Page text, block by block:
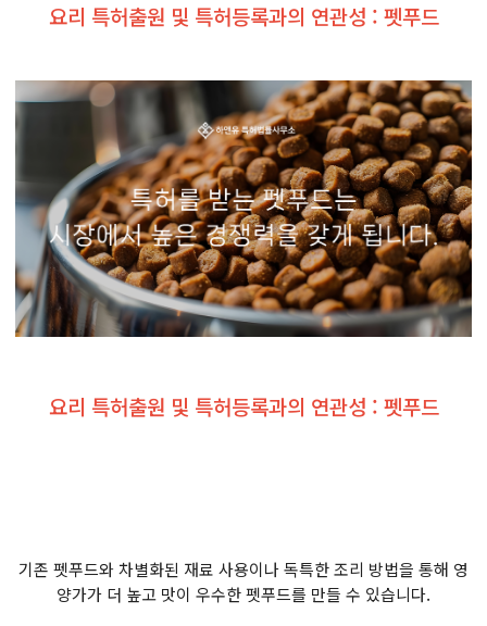
요리 특허출원 및 특허등록과의 연관성 : 펫푸드
요리 특허출원 및 특허등록과의 연관성 : 펫푸드
기존 펫푸드와 차별화된 재료 사용이나 독특한 조리 방법을 통해 영
양가가 더 높고 맛이 우수한 펫푸드를 만들 수 있습니다.